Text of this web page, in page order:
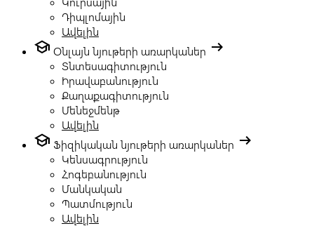
Դիպլոմային
Ավելին
school Օնլայն նյութերի առարկաներ arrow_right_alt
Տնտեսագիտություն
Իրավաբանություն
Քաղաքագիտություն
Մենեջմենթ
Ավելին
school Ֆիզիկական նյութերի առարկաներ arrow_right_alt
Կենսագրություն
Հոգեբանություն
Մանկական
Պատմություն
Ավելին